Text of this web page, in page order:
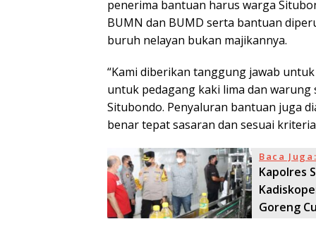
penerima bantuan harus warga
BUMN dan BUMD serta bantuan
buruh nelayan bukan majikannya.
“Kami diberikan tanggung jawab
untuk pedagang kaki lima dan
Situbondo. Penyaluran bantuan juga
benar tepat sasaran dan sesuai
Baca Juga:
Kapolres
Goreng